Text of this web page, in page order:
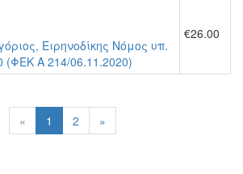
Ειρηνοδίκης Νόμος υπ.
(ΦΕΚ A 214/06.11.2020)
€26.00
« 1 2 »